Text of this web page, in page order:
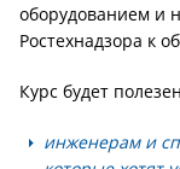
оборудованием и
Ростехнадзора к
Курс будет
инженерам и